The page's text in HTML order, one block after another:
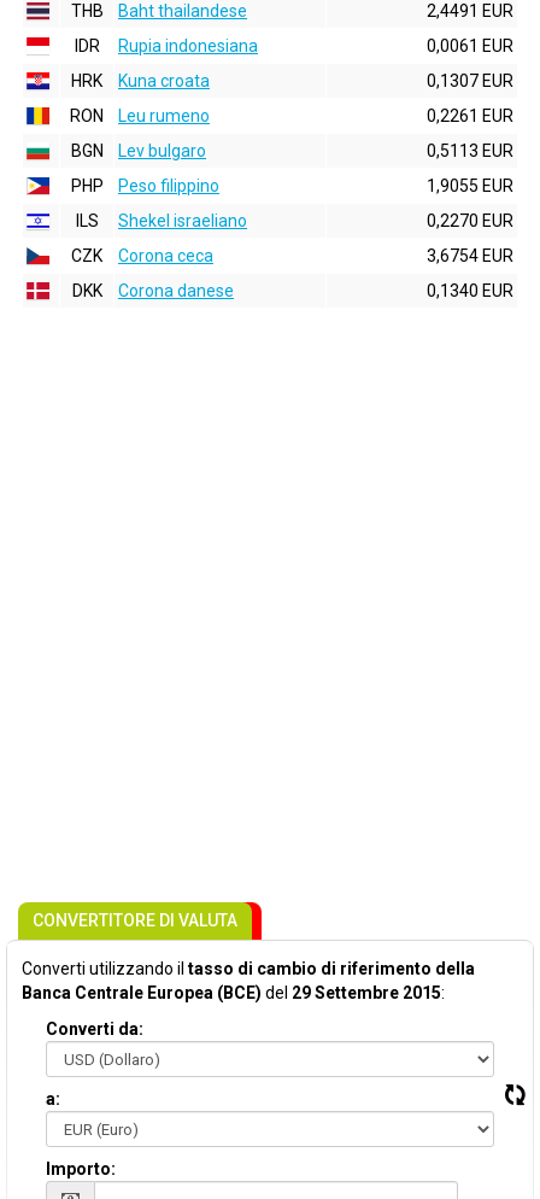
THB
Baht thailandese
2,4491 EUR
IDR
Rupia indonesiana
0,0061 EUR
HRK
Kuna croata
0,1307 EUR
RON
Leu rumeno
0,2261 EUR
BGN
Lev bulgaro
0,5113 EUR
PHP
Peso filippino
1,9055 EUR
ILS
Shekel israeliano
0,2270 EUR
CZK
Corona ceca
3,6754 EUR
DKK
Corona danese 0,1340 EUR
CONVERTITORE DI VALUTA
Converti utilizzando il tasso di cambio di riferimento della
Banca Centrale Europea (BCE) del 29 Settembre 2015:
Converti da:
a:
Importo: